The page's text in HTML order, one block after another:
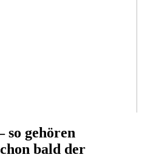
gehören
bald der